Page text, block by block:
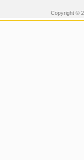
Copyright ©